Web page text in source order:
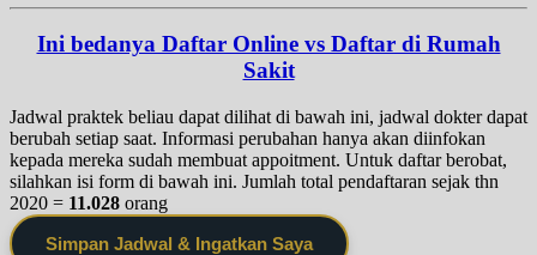
Ini bedanya Daftar Online vs Daftar di Rumah
Sakit
Jadwal praktek beliau dapat dilihat di bawah ini, jadwal dokter dapat
berubah setiap saat. Informasi perubahan hanya akan diinfokan
kepada mereka sudah membuat appoitment. Untuk daftar berobat,
silahkan isi form di bawah ini. Jumlah total pendaftaran sejak thn
2020 = 11.028 orang
Simpan Jadwal & Ingatkan Saya